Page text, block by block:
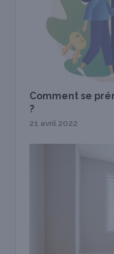
Comment se
?
21 avril 2022